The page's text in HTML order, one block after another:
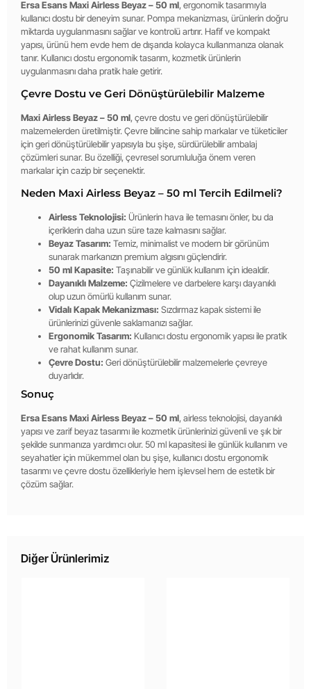
Ersa Esans Maxi Airless Beyaz – 50 ml, ergonomik tasarımıyla
kullanıcı dostu bir deneyim sunar. Pompa mekanizması, ürünlerin doğru
miktarda uygulanmasını sağlar ve kontrolü artırır. Hafif ve kompakt
yapısı, ürünü hem evde hem de dışarıda kolayca kullanmanıza olanak
tanır. Kullanıcı dostu ergonomik tasarım, kozmetik ürünlerin
uygulanmasını daha pratik hale getirir.
Çevre Dostu ve Geri Dönüştürülebilir Malzeme
Maxi Airless Beyaz – 50 ml, çevre dostu ve geri dönüştürülebilir
malzemelerden üretilmiştir. Çevre bilincine sahip markalar ve tüketiciler
için geri dönüştürülebilir yapısıyla bu şişe, sürdürülebilir ambalaj
çözümleri sunar. Bu özelliği, çevresel sorumluluğa önem veren
markalar için cazip bir seçenektir.
Neden Maxi Airless Beyaz – 50 ml Tercih Edilmeli?
Airless Teknolojisi: Ürünlerin hava ile temasını önler, bu da
içeriklerin daha uzun süre taze kalmasını sağlar.
Beyaz Tasarım: Temiz, minimalist ve modern bir görünüm
sunarak markanızın premium algısını güçlendirir.
50 ml Kapasite: Taşınabilir ve günlük kullanım için idealdir.
Dayanıklı Malzeme: Çizilmelere ve darbelere karşı dayanıklı
olup uzun ömürlü kullanım sunar.
Vidalı Kapak Mekanizması: Sızdırmaz kapak sistemi ile
ürünlerinizi güvenle saklamanızı sağlar.
Ergonomik Tasarım: Kullanıcı dostu ergonomik yapısı ile pratik
ve rahat kullanım sunar.
Çevre Dostu: Geri dönüştürülebilir malzemelerle çevreye
duyarlıdır.
Sonuç
Ersa Esans Maxi Airless Beyaz – 50 ml, airless teknolojisi, dayanıklı
yapısı ve zarif beyaz tasarımı ile kozmetik ürünlerinizi güvenli ve şık bir
şekilde sunmanıza yardımcı olur. 50 ml kapasitesi ile günlük kullanım ve
seyahatler için mükemmel olan bu şişe, kullanıcı dostu ergonomik
tasarımı ve çevre dostu özellikleriyle hem işlevsel hem de estetik bir
çözüm sağlar.
Diğer Ürünlerimiz